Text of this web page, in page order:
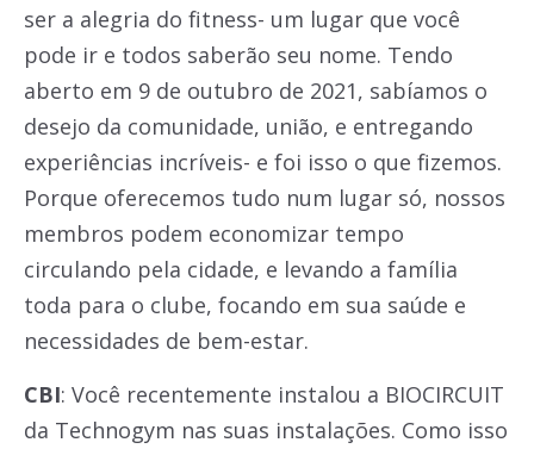
ser a alegria do fitness- um lugar que você
pode ir e todos saberão seu nome. Tendo
aberto em 9 de outubro de 2021, sabíamos o
desejo da comunidade, união, e entregando
experiências incríveis- e foi isso o que fizemos.
Porque oferecemos tudo num lugar só, nossos
membros podem economizar tempo
circulando pela cidade, e levando a família
toda para o clube, focando em sua saúde e
necessidades de bem-estar.
CBI: Você recentemente instalou a BIOCIRCUIT
da Technogym nas suas instalações. Como isso